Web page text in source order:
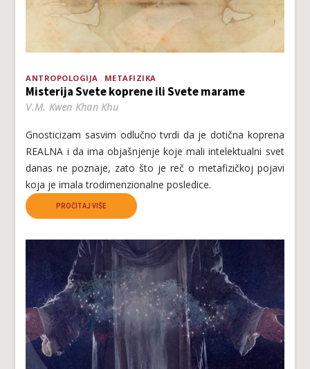
ANTROPOLOGIJA METAFIZIKA
Misterija Svete koprene ili Svete marame
V.M. Kwen Khan Khu
Gnosticizam sasvim odlučno tvrdi da je dotična koprena
REALNA i da ima objašnjenje koje mali intelektualni svet
danas ne poznaje, zato što je reč o metafizičkoj pojavi
koja je imala trodimenzionalne posledice.
PROČITAJ VIŠE